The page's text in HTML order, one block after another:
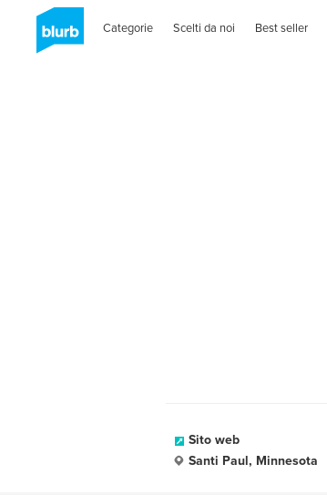
Categorie Scelti da noi Best seller
Sito web
Santi Paul, Minnesota